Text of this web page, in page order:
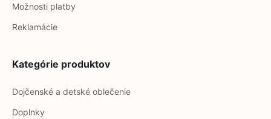
Možnosti platby
Reklamácie
Kategórie produktov
Dojčenské a detské oblečenie
Doplnky